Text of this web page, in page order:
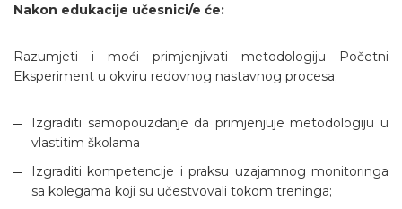
Nakon edukacije učesnici/e će:
Razumjeti i moći primjenjivati metodologiju Početni
Eksperiment u okviru redovnog nastavnog procesa;
Izgraditi samopouzdanje da primjenjuje metodologiju u
vlastitim školama
Izgraditi kompetencije i praksu uzajamnog monitoringa
sa kolegama koji su učestvovali tokom treninga;